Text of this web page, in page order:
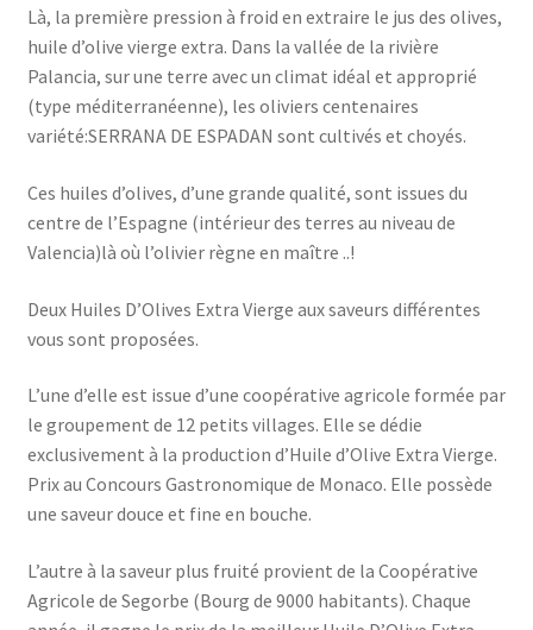
Là, la première pression à froid en extraire le jus des olives,
huile d’olive vierge extra. Dans la vallée de la rivière
Palancia, sur une terre avec un climat idéal et approprié
(type méditerranéenne), les oliviers centenaires
variété:SERRANA DE ESPADAN sont cultivés et choyés.
Ces huiles d’olives, d’une grande qualité, sont issues du
centre de l’Espagne (intérieur des terres au niveau de
Valencia)là où l’olivier règne en maître ..!
Deux Huiles D’Olives Extra Vierge aux saveurs différentes
vous sont proposées.
L’une d’elle est issue d’une coopérative agricole formée par
le groupement de 12 petits villages. Elle se dédie
exclusivement à la production d’Huile d’Olive Extra Vierge.
Prix au Concours Gastronomique de Monaco. Elle possède
une saveur douce et fine en bouche.
L’autre à la saveur plus fruité provient de la Coopérative
Agricole de Segorbe (Bourg de 9000 habitants). Chaque